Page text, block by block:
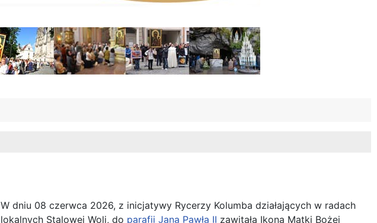
W dniu 08 czerwca 2026, z inicjatywy Rycerzy Kolumba działających w radach
lokalnych Stalowej Woli, do parafii Jana Pawła II zawitała Ikona Matki Bożej